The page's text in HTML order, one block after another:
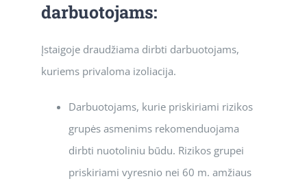
darbuotojams:
Įstaigoje draudžiama dirbti darbuotojams,
kuriems privaloma izoliacija.
Darbuotojams, kurie priskiriami rizikos
grupės asmenims rekomenduojama
dirbti nuotoliniu būdu. Rizikos grupei
priskiriami vyresnio nei 60 m. amžiaus